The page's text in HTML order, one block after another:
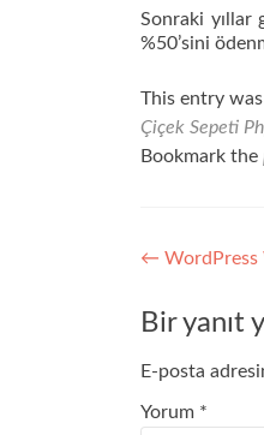
Sonraki yıllar
%50’sini
This entry
Çiçek Sepeti
Bookmark the
Yazı
← WordPress
Bir yanıt
E-posta
Yorum *